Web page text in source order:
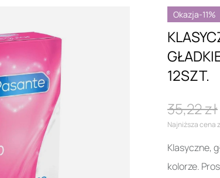
Okazja-11%
12SZT.
35,22 zł
Najniższa cena
Klasyczne,
kolorze.